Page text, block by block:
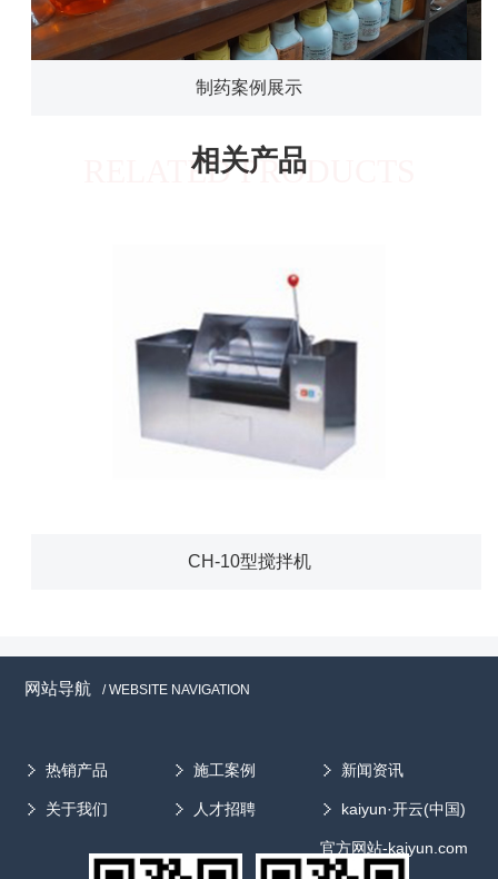
制药案例展示
相关产品
RELATED PRODUCTS
CH-10型搅拌机
网站导航 / WEBSITE NAVIGATION
热销产品 施工案例 新闻资讯
关于我们 人才招聘 kaiyun·开云(中国)
官方网站-kaiyun.com